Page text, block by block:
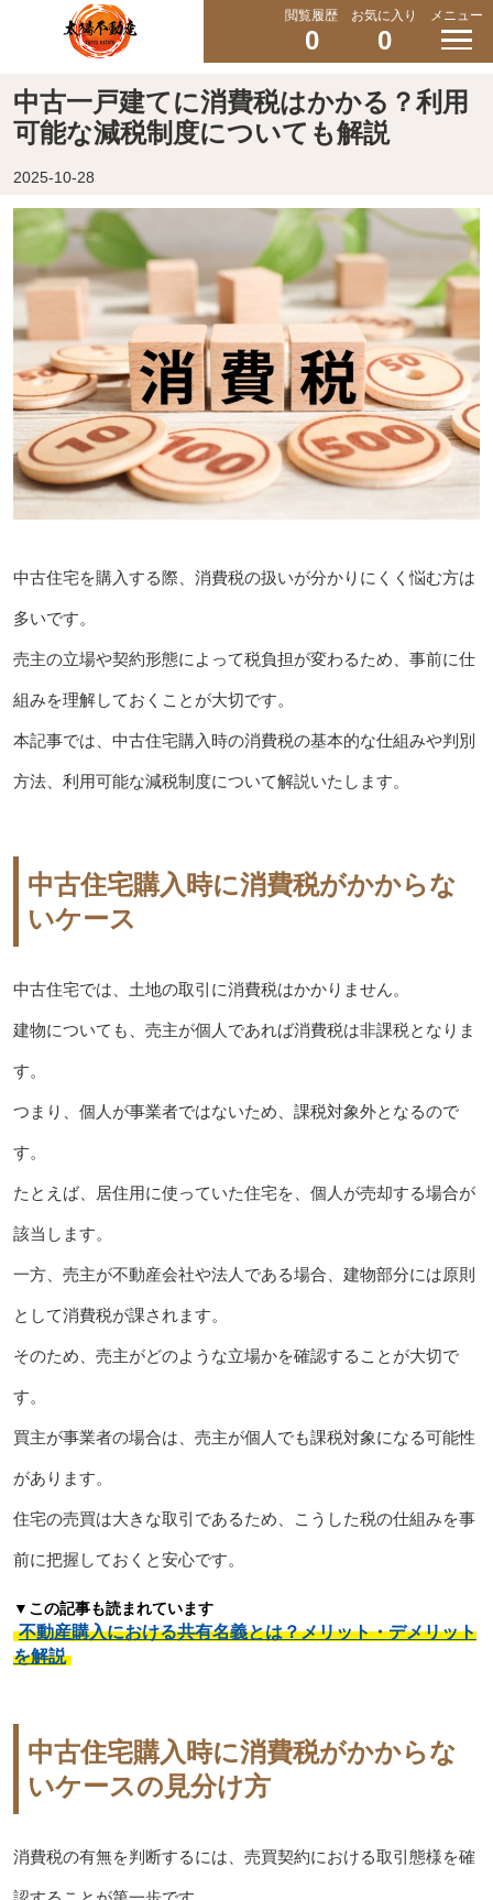
閲覧履歴
0
お気に入り
0
メニュー
中古一戸建てに消費税はかかる？利用
可能な減税制度についても解説
2025-10-28
中古住宅を購入する際、消費税の扱いが分かりにくく悩む方は
多いです。
売主の立場や契約形態によって税負担が変わるため、事前に仕
組みを理解しておくことが大切です。
本記事では、中古住宅購入時の消費税の基本的な仕組みや判別
方法、利用可能な減税制度について解説いたします。
中古住宅購入時に消費税がかからな
いケース
中古住宅では、土地の取引に消費税はかかりません。
建物についても、売主が個人であれば消費税は非課税となりま
す。
つまり、個人が事業者ではないため、課税対象外となるので
す。
たとえば、居住用に使っていた住宅を、個人が売却する場合が
該当します。
一方、売主が不動産会社や法人である場合、建物部分には原則
として消費税が課されます。
そのため、売主がどのような立場かを確認することが大切で
す。
買主が事業者の場合は、売主が個人でも課税対象になる可能性
があります。
住宅の売買は大きな取引であるため、こうした税の仕組みを事
前に把握しておくと安心です。
▼この記事も読まれています
不動産購入における共有名義とは？メリット・デメリット
を解説
中古住宅購入時に消費税がかからな
いケースの見分け方
消費税の有無を判断するには、売買契約における取引態様を確